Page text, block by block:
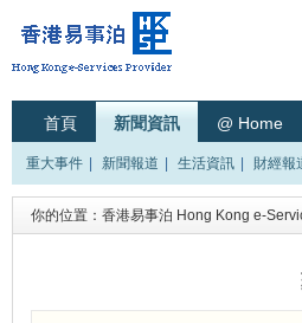
首頁 新聞資訊 @ Home
重大事件 新聞報道 生活資訊 財經報
你的位置： 香港易事泊 Hong Kong e-